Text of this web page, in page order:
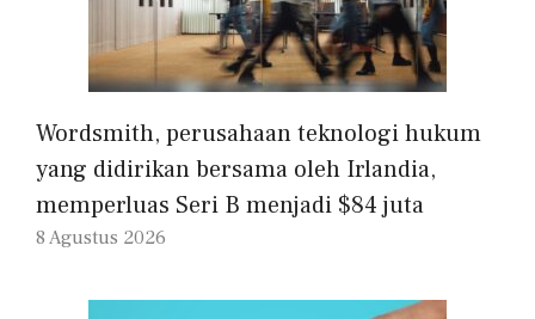
Wordsmith, perusahaan teknologi hukum
yang didirikan bersama oleh Irlandia,
memperluas Seri B menjadi $84 juta
8 Agustus 2026